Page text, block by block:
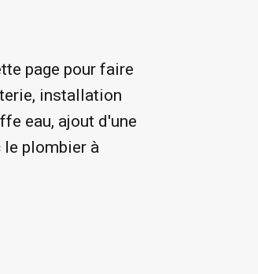
page pour faire
installation
eau, ajout d'une
le plombier à